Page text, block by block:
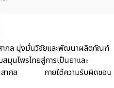
ากล มุ่งมั่นวิจัยและพัฒนาผลิตภัณฑ์
มุนไพรไทยสู่การเป็นยาและ
านสากล ภายใต้ความรับผิดชอบ